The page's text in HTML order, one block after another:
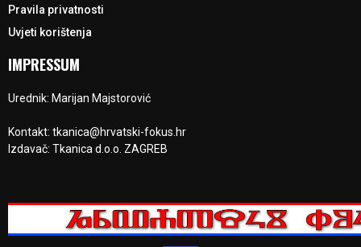
Pravila privatnosti
Uvjeti korištenja
IMPRESSUM
Urednik: Marijan Majstorović
Kontakt: tkanica@hrvatski-fokus.hr
Izdavač: Tkanica d.o.o. ZAGREB